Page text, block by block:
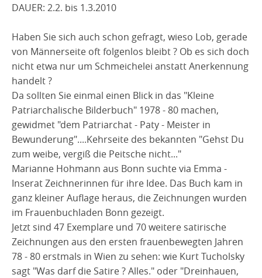
DAUER: 2.2. bis 1.3.2010
Haben Sie sich auch schon gefragt, wieso Lob, gerade
von Männerseite oft folgenlos bleibt ? Ob es sich doch
nicht etwa nur um Schmeichelei anstatt Anerkennung
handelt ?
Da sollten Sie einmal einen Blick in das "Kleine
Patriarchalische Bilderbuch" 1978 - 80 machen,
gewidmet "dem Patriarchat - Paty - Meister in
Bewunderung"....Kehrseite des bekannten "Gehst Du
zum weibe, vergiß die Peitsche nicht..."
Marianne Hohmann aus Bonn suchte via Emma -
Inserat Zeichnerinnen für ihre Idee. Das Buch kam in
ganz kleiner Auflage heraus, die Zeichnungen wurden
im Frauenbuchladen Bonn gezeigt.
Jetzt sind 47 Exemplare und 70 weitere satirische
Zeichnungen aus den ersten frauenbewegten Jahren
78 - 80 erstmals in Wien zu sehen: wie Kurt Tucholsky
sagt "Was darf die Satire ? Alles." oder "Dreinhauen,